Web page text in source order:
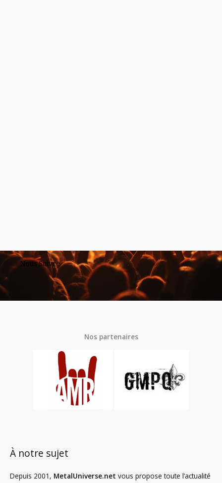
Nous Suivre
Nos partenaires
À notre sujet
Depuis 2001, MetalUniverse.net vous propose toute l’actualité